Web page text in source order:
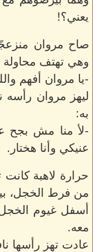
يعني؟!
صاح مروان
وهي تهتف محاولة
-يا مروان أفهم
ليهز مروان رأسه
به:
-لأ منا مش بجح
عنيكي وأنا هختار.
حرارة لاهبة
من فرط الخجل،
أسفل غيوم
معه.
عادت تهز رأسها